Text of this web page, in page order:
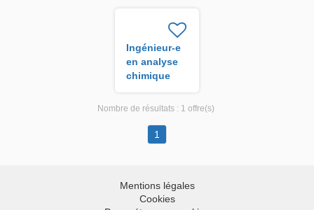
Ingénieur-e
en analyse
chimique
Nombre de résultats : 1 offre(s)
1
Mentions légales
Cookies